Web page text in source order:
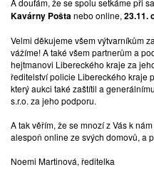
A doufám, že se spolu setkáme při
Kavárny Poštanebo online, 23.11.
Velmi děkujeme všem výtvarníkům
vážíme! A také všem partnerům a
hejtmanovi Libereckého kraje za
ředitelství policie Libereckého kraje
který aukci také zaštítil a
s.r.o. za jeho podporu.
A tak věřím, že se mnozí z Vás k
alespoň online ze svých domovů, a
Noemi Martinová, ředitelka